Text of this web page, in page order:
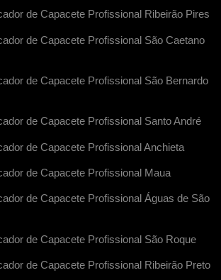
de Capacete Profissional Ribeirão Pires
de Capacete Profissional São Caetano
de Capacete Profissional São Bernardo
de Capacete Profissional Santo André
de Capacete Profissional Anchieta
de Capacete Profissional Maua
de Capacete Profissional Águas de São
de Capacete Profissional São Roque
de Capacete Profissional Ribeirão Preto